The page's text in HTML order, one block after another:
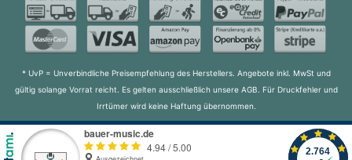
* UvP = Unverbindliche Preisempfehlung des Herstellers. Angebote inkl. MwSt und
gültig solange Vorrat reicht. Es gelten ausschließlich unsere AGB. Für Druckfehler und
Irrtümer wird keine Haftung übernommen.